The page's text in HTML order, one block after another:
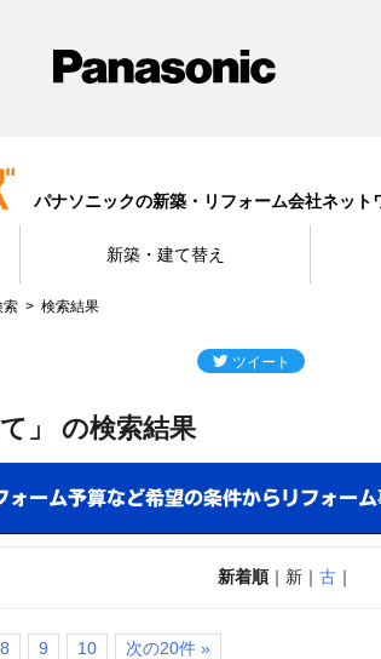
パナソニックの新築・リフォーム会社ネット
新築・建て替え
索 検索結果
」 の検索結果
新着順｜新｜ 古｜
8 9 10 次の20件 »